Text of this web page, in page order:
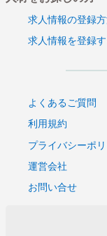
求人情報の登録
求人情報を登録
よくあるご質問
利用規約
プライバシーポ
運営会社
お問い合せ